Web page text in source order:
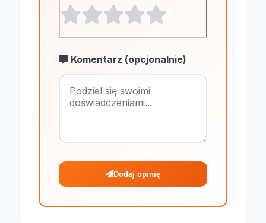
Komentarz (opcjonalnie)
Maksymalnie
Dodaj opinię